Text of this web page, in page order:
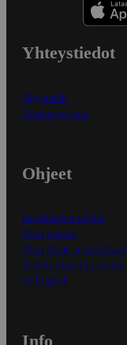
Yhteystiedot
Myymälät
Asiakaspalvelu
Ohjeet
Ensitilaajan ohjeet
Näin maksat
Näin tilaat ja muokkaat
Kaikki ohjeet ja vinkit
In English
Info